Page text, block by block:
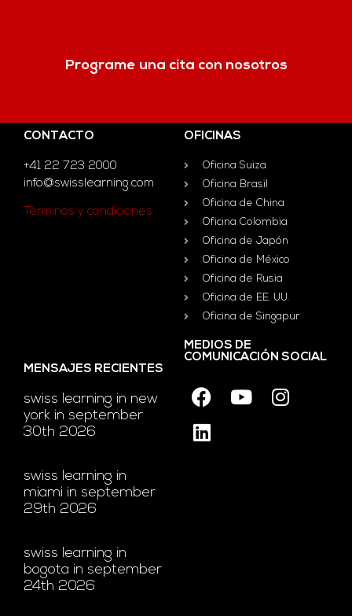
Programe una cita con nosotros
CONTACTO
+41 22 723 2000
info@swisslearning.com
Términos y condiciones
OFICINAS
Oficina Suiza
Oficina Brasil
Oficina de China
Oficina Colombia
Oficina de Japón
Oficina de México
Oficina de Rusia
Oficina de EE. UU.
Oficina de Singapur
MENSAJES RECIENTES
swiss learning in new
york in september
30th 2026
swiss learning in
miami in september
29th 2026
swiss learning in
bogota in september
24th 2026
MEDIOS DE
COMUNICACIÓN SOCIAL